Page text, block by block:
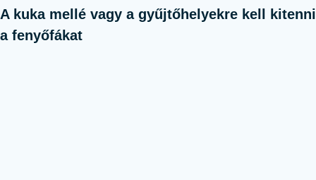
A kuka mellé vagy a gyűjtőhelyekre kell kitenni
a fenyőfákat